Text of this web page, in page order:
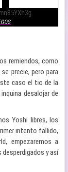
remiendos, como
se precie, pero para
caso el tio de la
desalojar de
Yoshi libres, los
intento fallido,
empezaremos a
y así